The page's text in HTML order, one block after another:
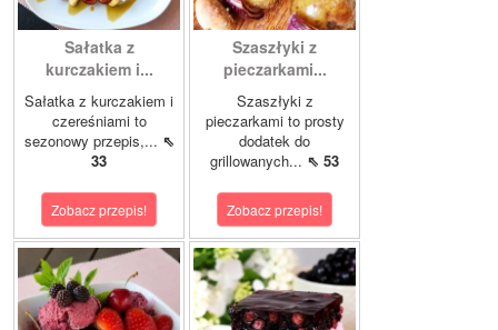
Sałatka z
kurczakiem i...
Sałatka z kurczakiem i
czereśniami to
sezonowy przepis,... ⇖
33
Zobacz przepis!
Szaszłyki z
pieczarkami...
Szaszłyki z
pieczarkami to prosty
dodatek do
grillowanych... ⇖ 53
Zobacz przepis!